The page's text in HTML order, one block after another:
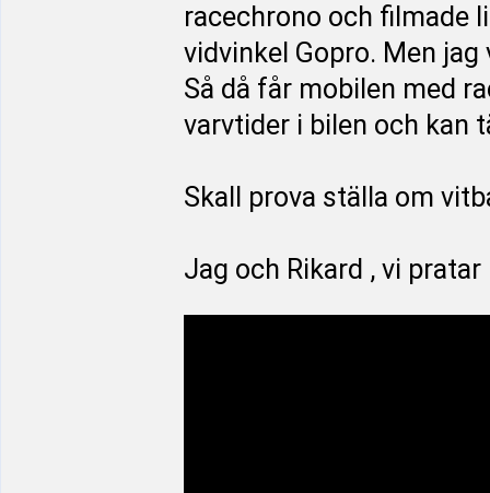
racechrono och filmade
vidvinkel Gopro. Men
Så då får mobilen med
varvtider i bilen och kan
Skall prova ställa om
Jag och Rikard , vi pratar